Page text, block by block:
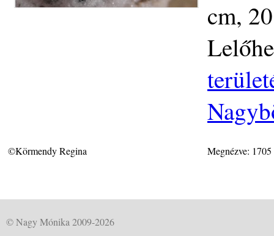
cm,
©Körmendy Regina Megnézve:
© Nagy Mónika 2009-2026